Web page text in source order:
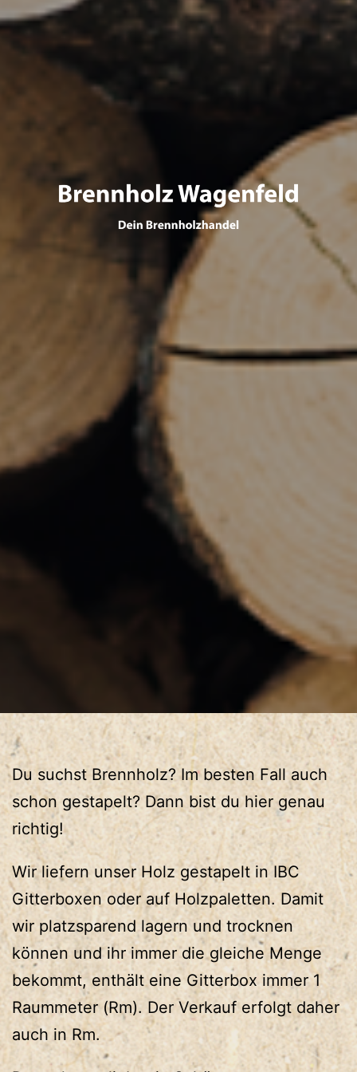
Brennholz-
Wagenfeld
Du suchst Brennholz? Im besten Fall auch
schon gestapelt? Dann bist du hier genau
richtig!
Wir liefern unser Holz gestapelt in IBC
Gitterboxen oder auf Holzpaletten. Damit
wir platzsparend lagern und trocknen
können und ihr immer die gleiche Menge
bekommt, enthält eine Gitterbox immer 1
Raummeter (Rm). Der Verkauf erfolgt daher
auch in Rm.